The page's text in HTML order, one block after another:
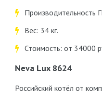
Производительность
Вес: 34 кг.
Стоимость: от 34000
Neva Lux 8624
Российский котёл от